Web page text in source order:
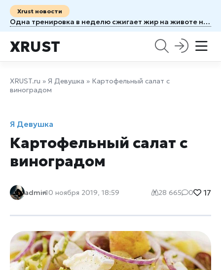
Xrust новости
Одна тренировка в неделю сжигает жир на животе не хуже трёх
XRUST
XRUST.ru » Я Девушка » Картофельный салат с
виноградом
Я Девушка
Картофельный салат с
виноградом
admin10 ноября 2019, 18:59 28 665 0 17